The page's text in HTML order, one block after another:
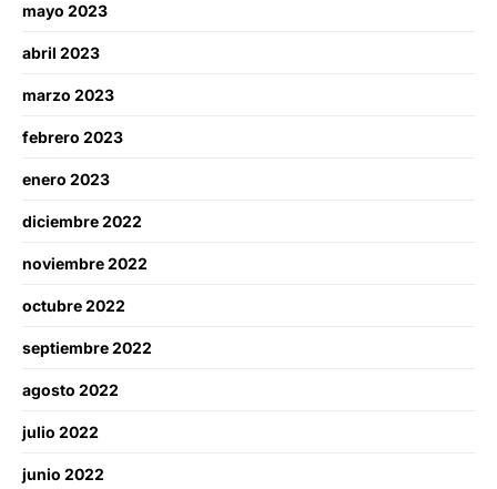
mayo 2023
abril 2023
marzo 2023
febrero 2023
enero 2023
diciembre 2022
noviembre 2022
octubre 2022
septiembre 2022
agosto 2022
julio 2022
junio 2022